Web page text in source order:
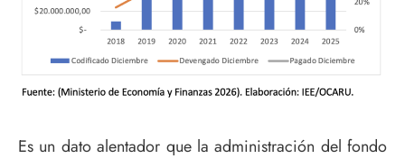
Es un dato alentador que la administración del fondo